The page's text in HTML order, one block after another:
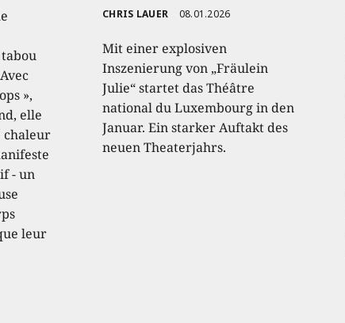
»,
elle
chaleur
- un
leur
CHRIS LAUER 08.01.2026
Mit einer explosiven
Inszenierung von „Fräulein
Julie“ startet das Théâtre
national du Luxembourg in den
Januar. Ein starker Auftakt des
neuen Theaterjahrs.